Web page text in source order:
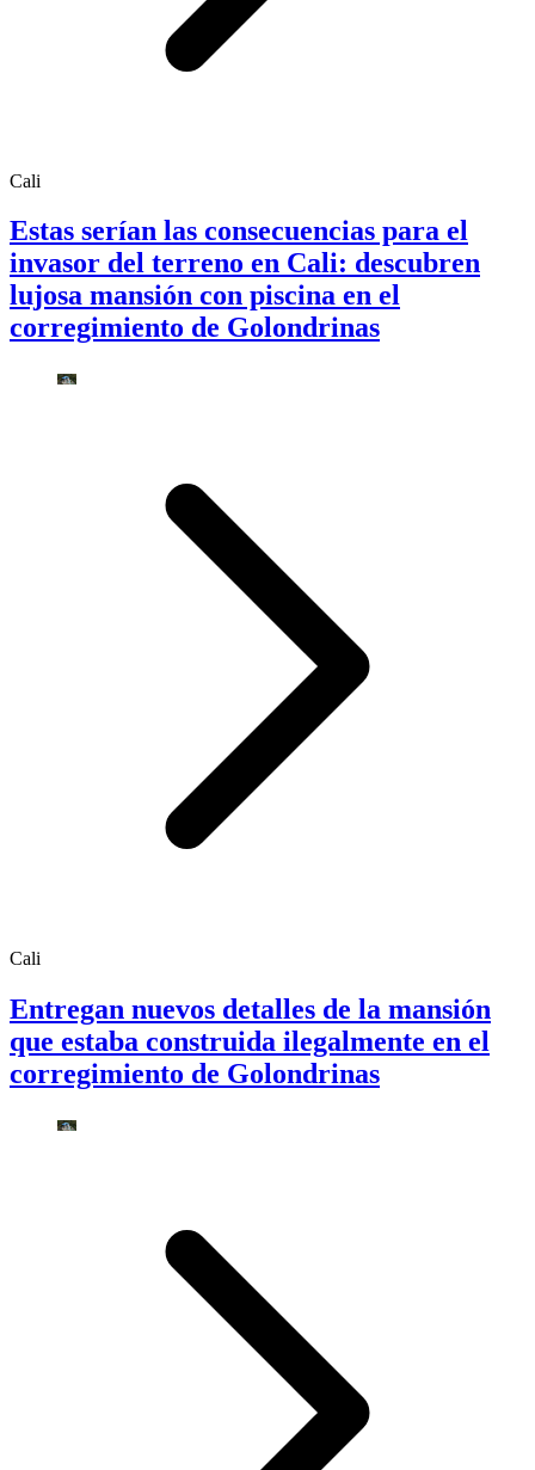
Cali
Estas serían las consecuencias para el
invasor del terreno en Cali: descubren
lujosa mansión con piscina en el
corregimiento de Golondrinas
Cali
Entregan nuevos detalles de la mansión
que estaba construida ilegalmente en el
corregimiento de Golondrinas